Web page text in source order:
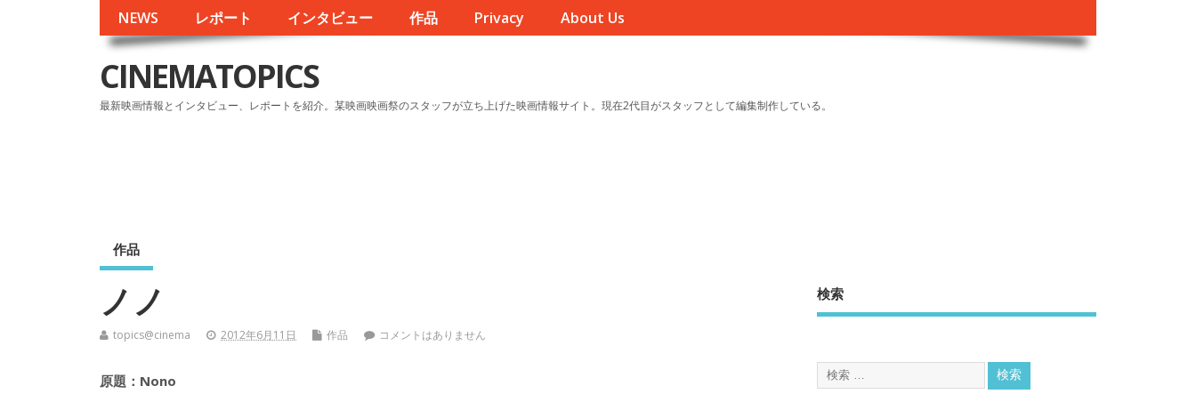
NEWS レポート インタビュー 作品 Privacy About Us
CINEMATOPICS
最新映画情報とインタビュー、レポートを紹介。某映画映画祭のスタッフが立ち上げた映画情報サイト。現在2代目がスタッフとして編集制作している。
作品
ノノ
topics@cinema 2012年6月11日 作品 コメントはありません
原題：Nono
検索